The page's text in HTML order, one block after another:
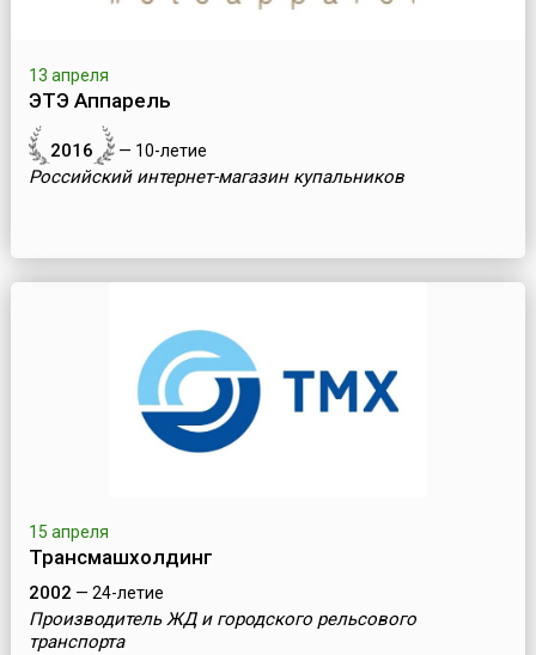
13 апреля
ЭТЭ Аппарель
2016 — 10-летие
Российский интернет-магазин купальников
15 апреля
Трансмашхолдинг
2002 — 24-летие
Производитель ЖД и городского рельсового
транспорта